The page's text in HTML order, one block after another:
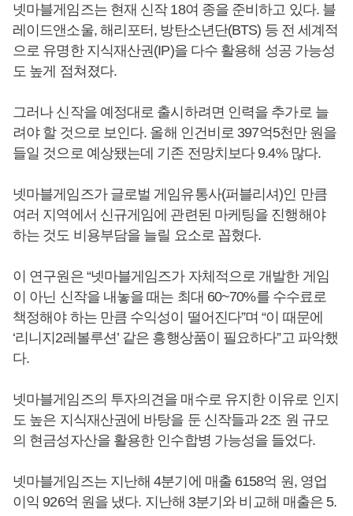
넷마블게임즈는 현재 신작 18여 종을 준비하고 있다. 블
레이드앤소울, 해리포터, 방탄소년단(BTS) 등 전 세계적
으로 유명한 지식재산권(IP)을 다수 활용해 성공 가능성
도 높게 점쳐졌다.
그러나 신작을 예정대로 출시하려면 인력을 추가로 늘
려야 할 것으로 보인다. 올해 인건비로 397억5천만 원을
들일 것으로 예상됐는데 기존 전망치보다 9.4% 많다.
넷마블게임즈가 글로벌 게임유통사(퍼블리셔)인 만큼
여러 지역에서 신규게임에 관련된 마케팅을 진행해야
하는 것도 비용부담을 늘릴 요소로 꼽혔다.
이 연구원은 “넷마블게임즈가 자체적으로 개발한 게임
이 아닌 신작을 내놓을 때는 최대 60~70%를 수수료로
책정해야 하는 만큼 수익성이 떨어진다”며 “이 때문에
‘리니지2레볼루션’ 같은 흥행상품이 필요하다”고 파악했
다.
넷마블게임즈의 투자의견을 매수로 유지한 이유로 인지
도 높은 지식재산권에 바탕을 둔 신작들과 2조 원 규모
의 현금성자산을 활용한 인수합병 가능성을 들었다.
넷마블게임즈는 지난해 4분기에 매출 6158억 원, 영업
이익 926억 원을 냈다. 지난해 3분기와 비교해 매출은 5.